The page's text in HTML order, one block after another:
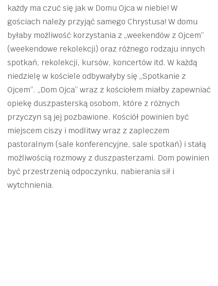
każdy ma czuć się jak w Domu Ojca w niebie! W
gościach należy przyjąć samego Chrystusa! W domu
byłaby możliwość korzystania z „weekendów z Ojcem”
(weekendowe rekolekcji) oraz różnego rodzaju innych
spotkań, rekolekcji, kursów, koncertów itd. W każdą
niedzielę w kościele odbywałyby się „Spotkanie z
Ojcem”. „Dom Ojca” wraz z kościołem miałby zapewniać
opiekę duszpasterską osobom, które z różnych
przyczyn są jej pozbawione. Kościół powinien być
miejscem ciszy i modlitwy wraz z zapleczem
pastoralnym (sale konferencyjne, sale spotkań) i stałą
możliwością rozmowy z duszpasterzami. Dom powinien
być przestrzenią odpoczynku, nabierania sił i
wytchnienia.